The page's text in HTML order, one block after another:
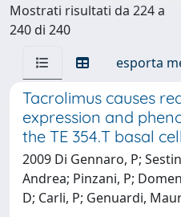
Mostrati risultati da 224 a
240 di 240
esporta
Tacrolimus causes
expression and
the TE 354.T basal
2009 Di Gennaro, P;
Andrea; Pinzani, P;
D; Carli, P; Genuardi,